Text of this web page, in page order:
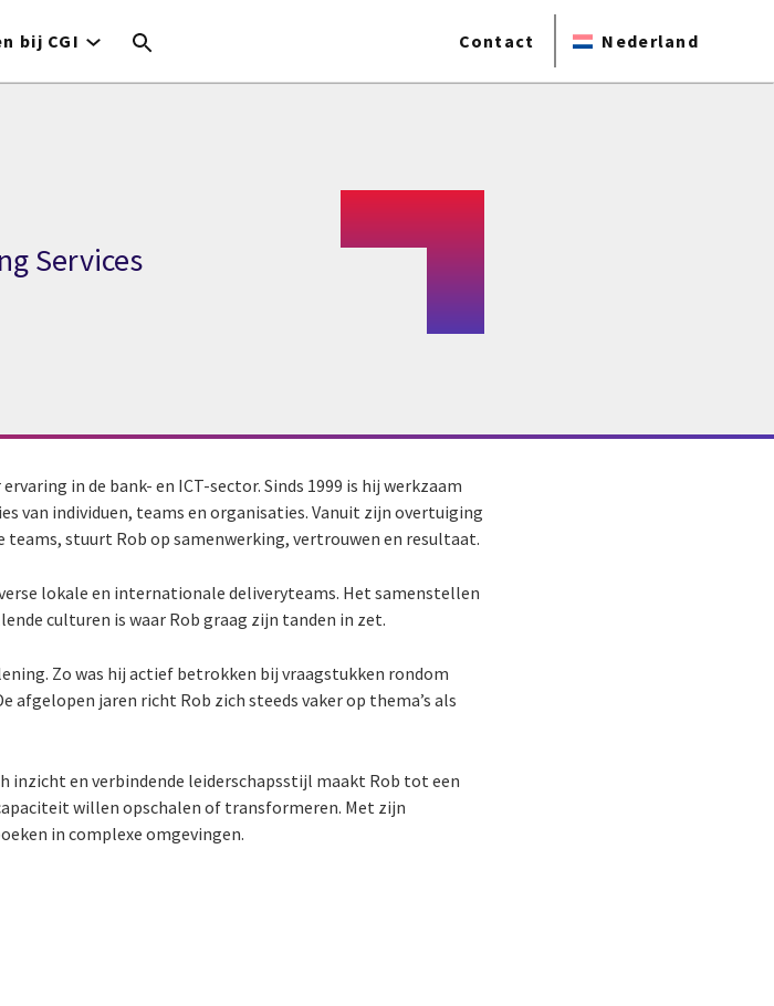
bij CGI Contact Nederland
Services
in de bank- en ICT-sector. Sinds 1999 is hij werkzaam
van individuen, teams en organisaties. Vanuit zijn overtuiging
stuurt Rob op samenwerking, vertrouwen en resultaat.
lokale en internationale deliveryteams. Het samenstellen
culturen is waar Rob graag zijn tanden in zet.
Zo was hij actief betrokken bij vraagstukken rondom
jaren richt Rob zich steeds vaker op thema’s als
inzicht en verbindende leiderschapsstijl maakt Rob tot een
willen opschalen of transformeren. Met zijn
in complexe omgevingen.
Email
on Print